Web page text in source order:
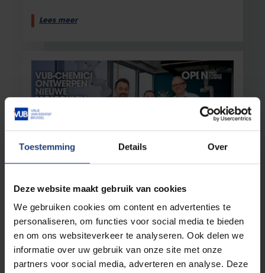
Toestemming Details Over
Deze website maakt gebruik van cookies
We gebruiken cookies om content en advertenties te
personaliseren, om functies voor social media te bieden
en om ons websiteverkeer te analyseren. Ook delen we
informatie over uw gebruik van onze site met onze
partners voor social media, adverteren en analyse. Deze
Lees meer
“We hebben 12.000 bouwstenen om
nieuwe moleculen in elkaar te knutselen”
Organische chemie met zicht op de Brusselse
skyline
Lees meer